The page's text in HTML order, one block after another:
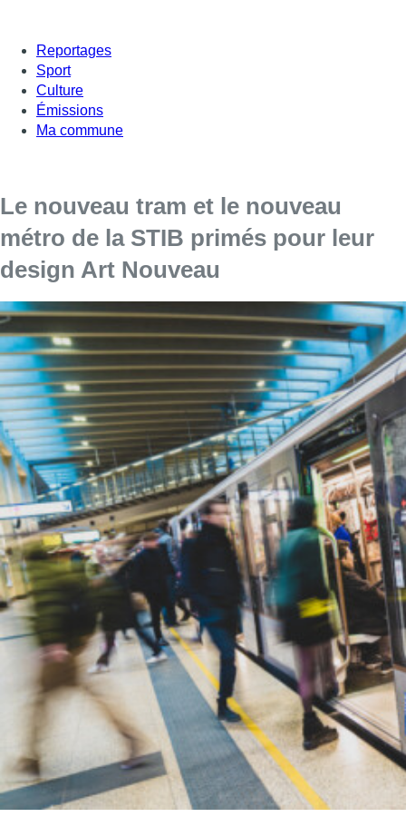
Reportages
Sport
Culture
Émissions
Ma commune
Le nouveau tram et le nouveau
métro de la STIB primés pour leur
design Art Nouveau